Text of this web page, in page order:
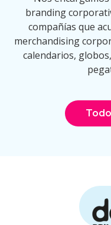
branding
compañías que
merchandising
calendarios,